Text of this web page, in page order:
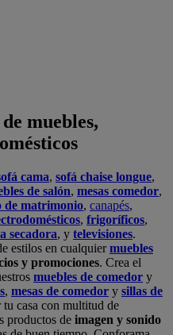
muebles,
cama, sofá chaise longue,
de salón, mesas comedor,
matrimonio, canapés,
, frigoríficos,
secadora, y televisiones.
estilos en cualquiermuebles
y promociones. Crea el
muebles de comedor y
, mesas de comedor y sillas de
tu casa con multitud de
productos de imagen y sonido